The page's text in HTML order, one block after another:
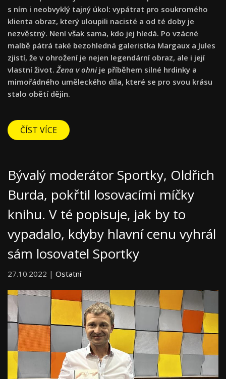
s ním i neobvyklý tajný úkol: vypátrat pro soukromého
klienta obraz, který uloupili nacisté a od té doby je
nezvěstný. Není však sama, kdo jej hledá. Po vzácné
malbě pátrá také bezohledná galeristka Margaux a Jules
zjistí, že v ohrožení je nejen legendární obraz, ale i její
vlastní život. Žena v ohnije příběhem silné hrdinky a
mimořádného uměleckého díla, které se pro svou krásu
stalo obětí dějin.
ČÍST VÍCE
Bývalý moderátor Sportky, Oldřich
Burda, pokřtil losovacími míčky
knihu. V té popisuje, jak by to
vypadalo, kdyby hlavní cenu vyhrál
sám losovatel Sportky
27.10.2022 | Ostatní